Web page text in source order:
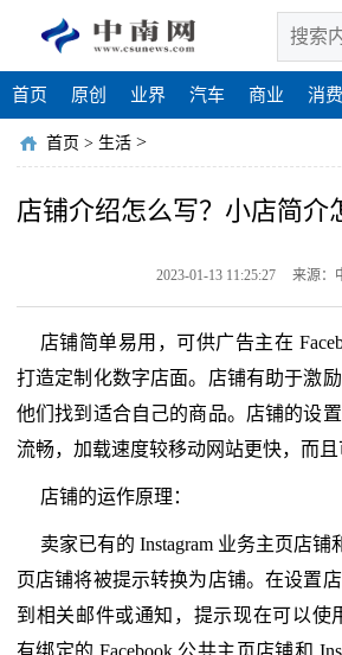
首页 原创 业界 汽车 商业 消费
首页 > 生活 >
店铺介绍怎么写？小店简介
2023-01-13 11:25:27 来源：
店铺简单易用，可供广告主在
打造定制化数字店面。店铺有助于激
他们找到适合自己的商品。店铺的设
流畅，加载速度较移动网站更快，而且
店铺的运作原理：
卖家已有的 Instagram 业务主页店铺
页店铺将被提示转换为店铺。在设置
到相关邮件或通知，提示现在可以使
有绑定的 Facebook 公共主页店铺和